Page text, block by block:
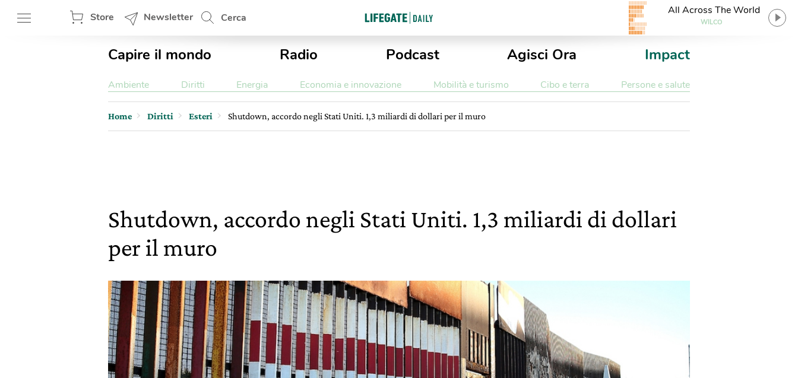
Store Newsletter Cerca
All Across The World
WILCO
Capire il mondo Radio Podcast Agisci Ora Impact
Ambiente Diritti Energia Economia e innovazione Mobilità e turismo Cibo e terra Persone e salute
Home Diritti Esteri Shutdown, accordo negli Stati Uniti. 1,3 miliardi di dollari per il muro
Shutdown, accordo negli Stati Uniti. 1,3 miliardi di dollari
per il muro